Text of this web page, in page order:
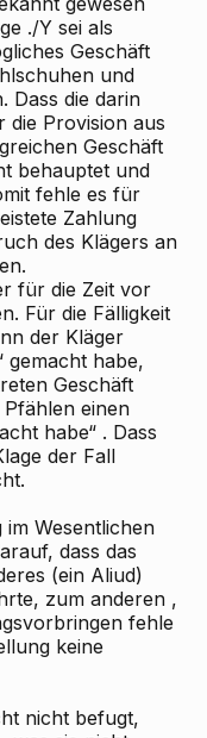
./Y sei als
Geschäft
und
Dass die darin
die Provision aus
Geschäft
behauptet und
fehle es für
Zahlung
des Klägers an
für die Zeit vor
Für die Fälligkeit
der Kläger
gemacht habe,
Geschäft
einen
habe“ . Dass
der Fall
Wesentlichen
dass das
(ein Aliud)
zum anderen ,
fehle
keine
nicht befugt,